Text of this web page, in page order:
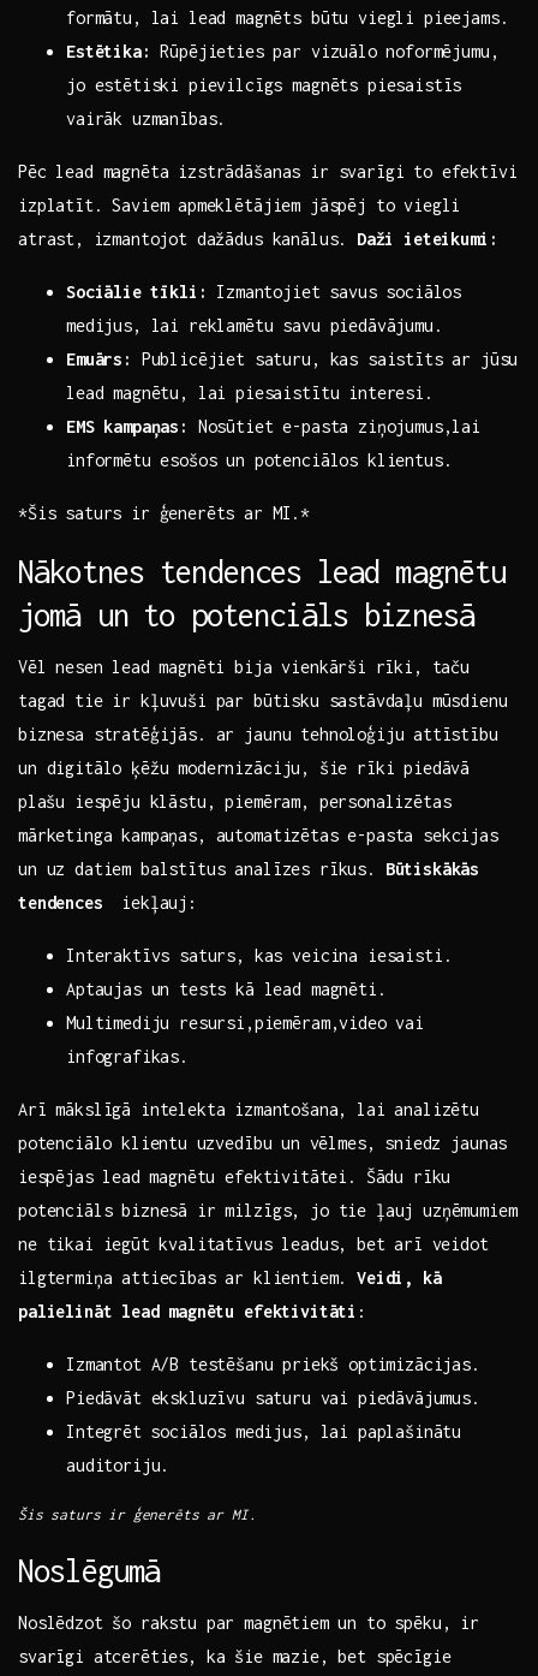
formātu, ​lai lead magnēts būtu viegli ​pieejams.
Estētika: Rūpējieties par vizuālo⁣ noformējumu,
jo estētiski pievilcīgs magnēts‌ piesaistīs⁤
vairāk uzmanības.
Pēc lead magnēta izstrādāšanas ir svarīgi to efektīvi
​izplatīt. Saviem ⁣apmeklētājiem jāspēj to‍ viegli
atrast,⁤ izmantojot dažādus kanālus.⁣ Daži ieteikumi:
Sociālie⁣ tīkli:
Izmantojiet savus sociālos
medijus, ‌lai reklamētu savu piedāvājumu.
Emuārs:
Publicējiet saturu, kas saistīts ar jūsu
lead magnētu, ​lai piesaistītu interesi.
EMS kampaņas:
Nosūtiet e-pasta ziņojumus,lai
informētu esošos‌ un potenciālos klientus.
*Šis saturs ir ģenerēts ar MI.*
Nākotnes tendences⁣ lead magnētu
jomā un⁣ to potenciāls biznesā
Vēl nesen‍ lead ⁤magnēti bija ​vienkārši⁤ rīki, taču
tagad tie ir kļuvuši par ⁤būtisku sastāvdaļu mūsdienu
biznesa stratēģijās. ar jaunu tehnoloģiju⁢ attīstību⁢
un digitālo ķēžu modernizāciju, ⁤šie‌ rīki piedāvā
⁢plašu iespēju klāstu, piemēram,‌ personalizētas⁤
mārketinga kampaņas, automatizētas e-pasta sekcijas
un uz datiem balstītus analīzes rīkus. Būtiskākās
tendences ​ iekļauj: ⁢⁣
Interaktīvs saturs, kas veicina ​iesaisti.
Aptaujas un tests kā lead ‌magnēti.
Multimediju resursi,piemēram,video​ vai⁤
infografikas.
Arī‌ mākslīgā ​intelekta⁣ izmantošana,‌ lai ​analizētu
⁣potenciālo‍ klientu⁤ uzvedību un⁤ vēlmes, sniedz jaunas
⁤iespējas lead ⁢magnētu efektivitātei. Šādu rīku
potenciāls biznesā ir‍ milzīgs, jo tie ļauj‌ uzņēmumiem
ne tikai iegūt ⁢kvalitatīvus leadus,⁢ bet arī veidot
ilgtermiņa attiecības ⁤ar klientiem.Veidi, kā
palielināt lead⁢ magnētu efektivitāti :
Izmantot A/B testēšanu ⁤priekš ‌optimizācijas.
Piedāvāt ‍ekskluzīvu saturu⁣ vai piedāvājumus.
Integrēt ⁤sociālos medijus, lai paplašinātu
auditoriju.
Šis saturs‌ ir ģenerēts ar MI.
Noslēgumā
Noslēdzot šo rakstu par magnētiem ⁤un to spēku, ir
svarīgi atcerēties, ka⁢ šie mazie,‌ bet spēcīgie